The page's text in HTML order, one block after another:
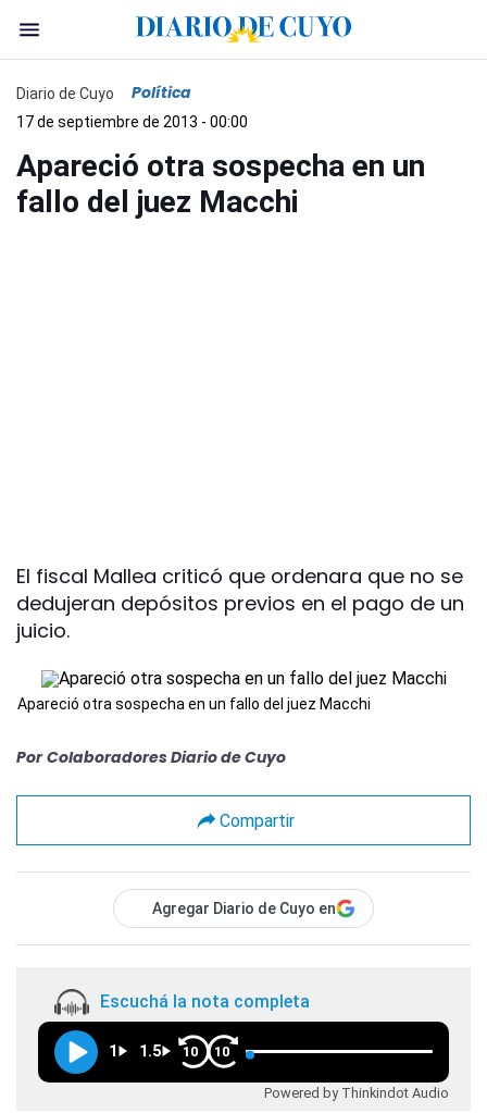
Diario de Cuyo Política
17 de septiembre de 2013 - 00:00
Apareció otra sospecha en un
fallo del juez Macchi
El fiscal Mallea criticó que ordenara que no se
dedujeran depósitos previos en el pago de un
juicio.
Apareció otra sospecha en un fallo del juez Macchi
Por Colaboradores Diario de Cuyo
Compartir
Agregar Diario de Cuyo en
Escuchá la nota completa
1 1.5 10 10
Powered by Thinkindot Audio